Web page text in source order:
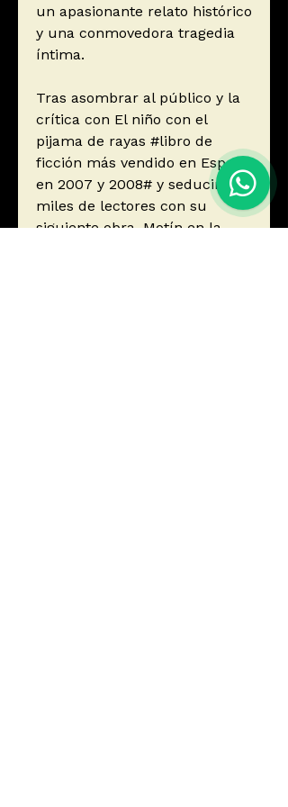
un apasionante relato histórico
y una conmovedora tragedia
íntima.
Tras asombrar al público y la
crítica con El niño con el
pijama de rayas #libro de
ficción más vendido en España
en 2007 y 2008# y seducir a
miles de lectores con su
siguiente obra, Motín en la